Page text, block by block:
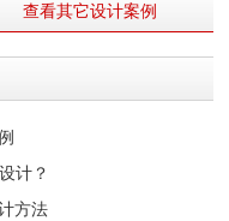
查看其它设计案例
计？
方法